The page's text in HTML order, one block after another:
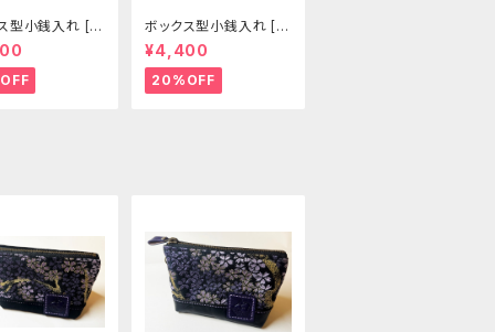
型小銭入れ [3
ボックス型小銭入れ [3
03-CP]
¥4,400
20%OFF